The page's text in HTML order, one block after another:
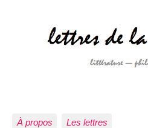
À propos Les lettres